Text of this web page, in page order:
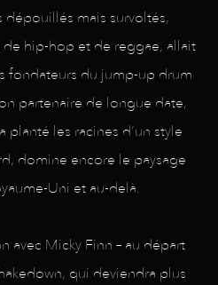
dépouillés mais survoltés,
hip-hop et de reggae, allait
fondateurs du jump-up drum
partenaire de longue date,
les racines d’un style
domine encore le paysage
Uni et au-delà.
avec Micky Finn – au départ
qui deviendra plus